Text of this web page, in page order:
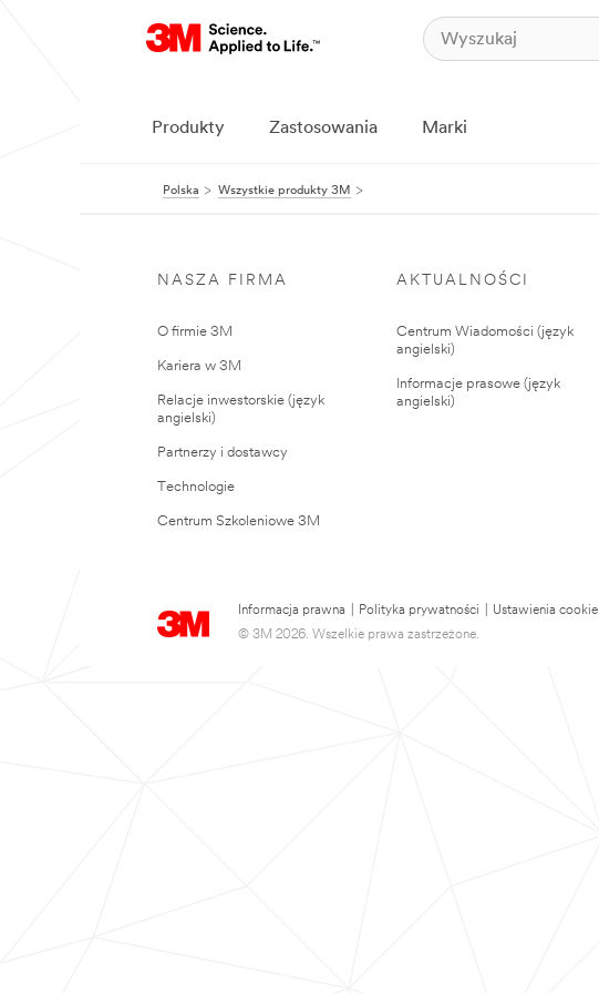
Produkty Zastosowania Marki
Polska Wszystkie produkty 3M
NASZA FIRMA
O firmie 3M
Kariera w 3M
Relacje inwestorskie (język
angielski)
Partnerzy i dostawcy
Technologie
Centrum Szkoleniowe 3M
AKTUALNOŚCI
Centrum Wiadomości (język
angielski)
Informacje prasowe (język
angielski)
Informacja prawna Polityka prywatności
Ustawienia cookie
© 3M 2026. Wszelkie prawa zastrzeżone.